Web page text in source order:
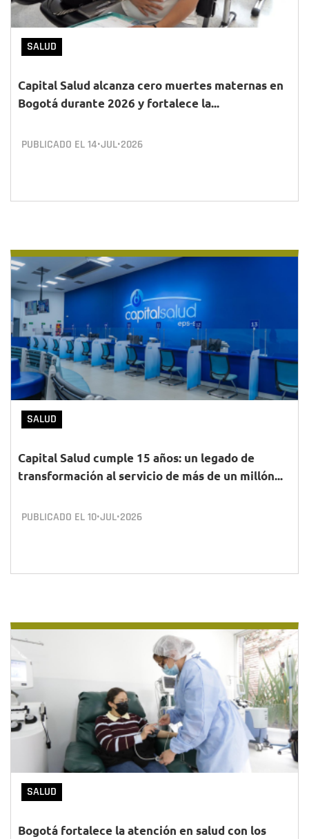
SALUD
Capital Salud alcanza cero muertes maternas en
Bogotá durante 2026 y fortalece la...
PUBLICADO EL14•JUL•2026
SALUD
Capital Salud cumple 15 años: un legado de
transformación al servicio de más de un millón...
PUBLICADO EL10•JUL•2026
SALUD
Bogotá fortalece la atención en salud con los